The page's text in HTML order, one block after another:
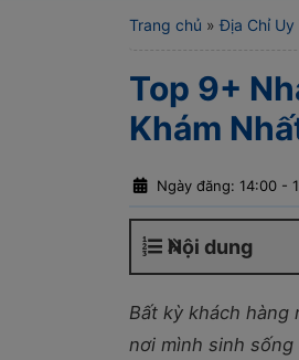
Trang chủ »Địa Chỉ Uy
Top 9+
Khám
Ngày đăng: 14:00 -
Nội dung
Bất kỳ khách hàng
nơi mình sinh